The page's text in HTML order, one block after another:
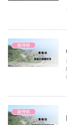
福井県
福井県